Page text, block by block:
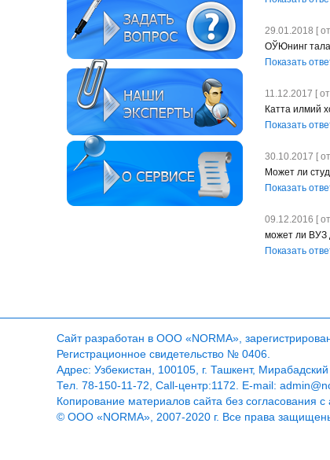
29.01.2018 [
ОЎЮнинг
Показать
11.12.2017 [
Катта илмий
Показать
30.10.2017 [
Может ли
Показать
09.12.2016 [
может ли ВУЗ
Показать
Сайт разработан в ООО «NORMA»,
Регистрационное свидетельство № 0406.
Адрес: Узбекистан, 100105, г. Ташкент,
Тел. 78-150-11-72, Call-центр:1172. E-mail:
Копирование материалов сайта без согласования
© ООО «NORMA», 2007-2020 г. Все права